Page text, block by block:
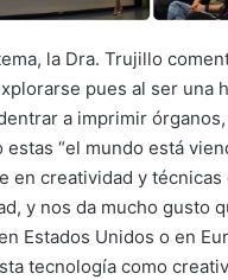
la Dra. Trujillo
pues al ser una
a imprimir
estas “el mundo está
en creatividad y técnicas
y nos da mucho gusto
Estados Unidos o en
tecnología como